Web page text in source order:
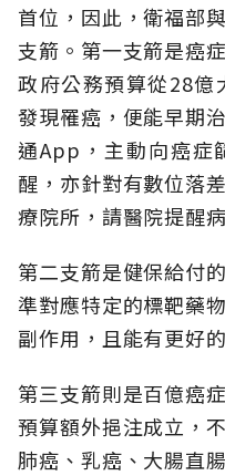
首位，因此，衛福部
支箭。第一支箭是癌
政府公務預算從28億
發現罹癌，便能早期
通App，主動向癌症
醒，亦針對有數位落
療院所，請醫院提醒
第二支箭是健保給付
準對應特定的標靶藥
副作用，且能有更好
第三支箭則是百億癌
預算額外挹注成立，
肺癌、乳癌、大腸直